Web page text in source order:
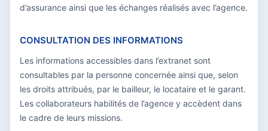
d’assurance ainsi que les échanges réalisés avec l’agence.
CONSULTATION DES INFORMATIONS
Les informations accessibles dans l’extranet sont
consultables par la personne concernée ainsi que, selon
les droits attribués, par le bailleur, le locataire et le garant.
Les collaborateurs habilités de l’agence y accèdent dans
le cadre de leurs missions.